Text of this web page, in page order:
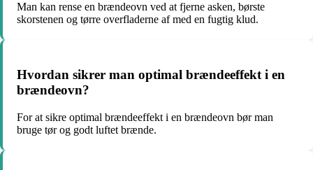
Man kan rense en brændeovn ved at fjerne asken, børste
skorstenen og tørre overfladerne af med en fugtig klud.
Hvordan sikrer man optimal brændeeffekt i en
brændeovn?
For at sikre optimal brændeeffekt i en brændeovn bør man
bruge tør og godt luftet brænde.